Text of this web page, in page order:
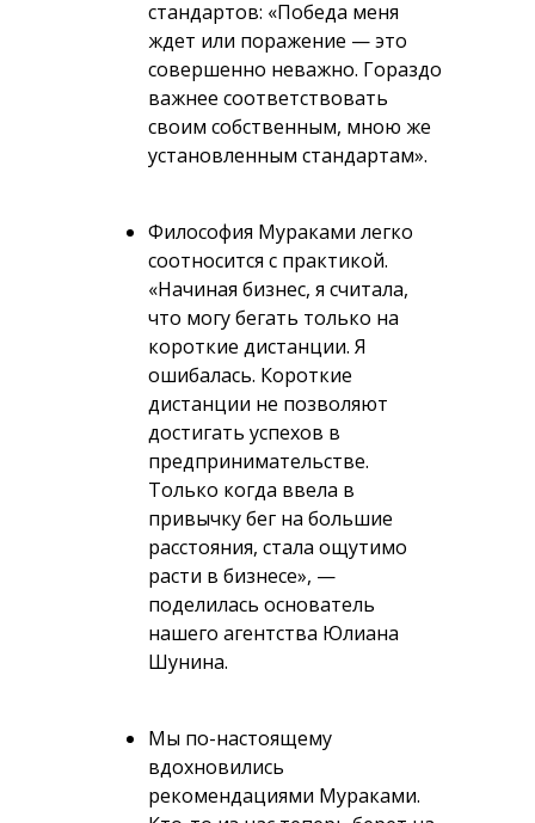
стандартов: «Победа меня
ждет или поражение — это
совершенно неважно. Гораздо
важнее соответствовать
своим собственным, мною же
установленным стандартам».
Философия Мураками легко
соотносится с практикой.
«Начиная бизнес, я считала,
что могу бегать только на
короткие дистанции. Я
ошибалась. Короткие
дистанции не позволяют
достигать успехов в
предпринимательстве.
Только когда ввела в
привычку бег на большие
расстояния, стала ощутимо
расти в бизнесе», —
поделилась основатель
нашего агентства Юлиана
Шунина.
Мы по-настоящему
вдохновились
рекомендациями Мураками.